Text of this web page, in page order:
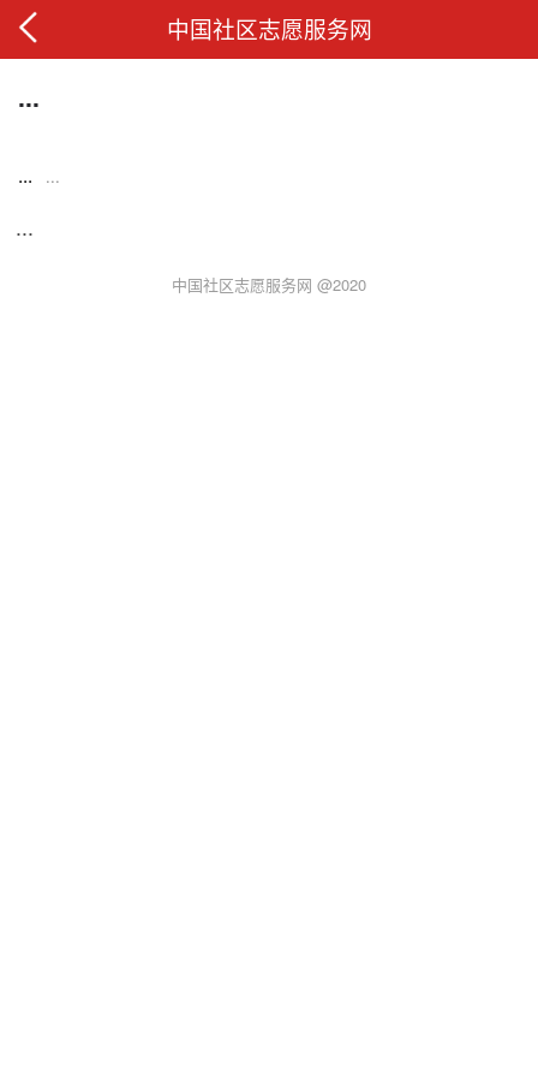
中国社区志愿服务网
...
... ...
...
中国社区志愿服务网 @2020